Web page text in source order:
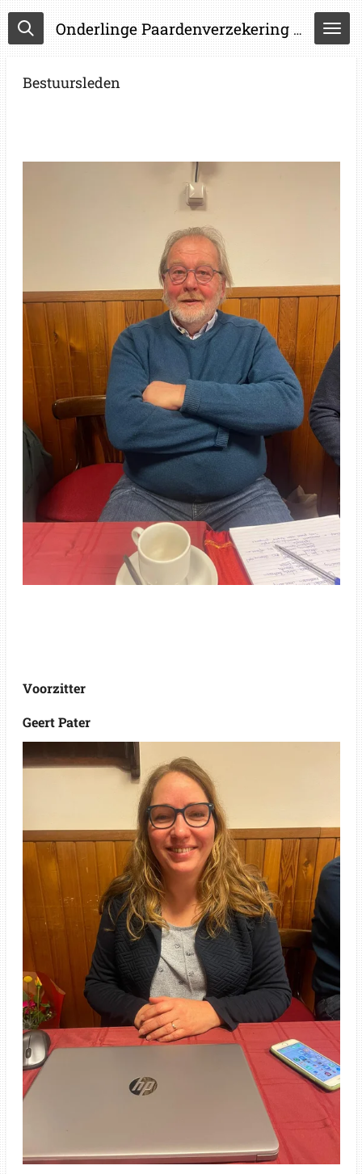
Ga
direct
naar
hoofdinhoud
Onderlinge Paardenverzekering Maatschappij Peize-Roden W.A.
Bestuursleden
Voorzitter
Geert Pater